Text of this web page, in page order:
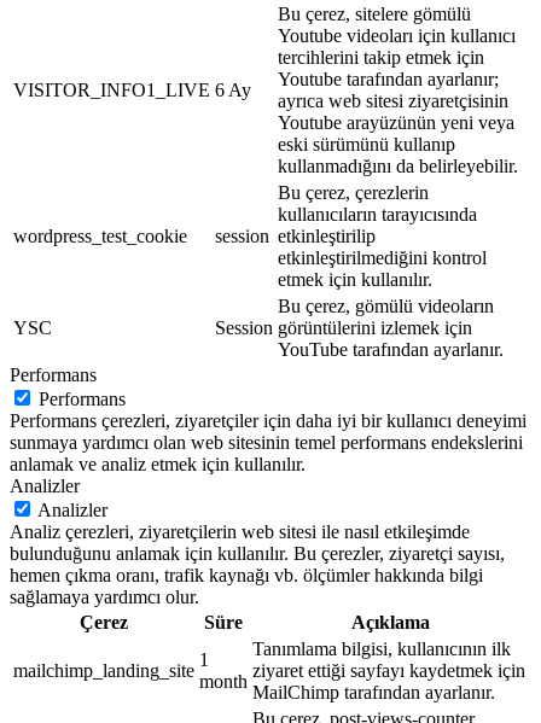
VISITOR_INFO1_LIVE 6 Ay
Bu çerez, sitelere gömülü
Youtube videoları için kullanıcı
tercihlerini takip etmek için
Youtube tarafından ayarlanır;
ayrıca web sitesi ziyaretçisinin
Youtube arayüzünün yeni veya
eski sürümünü kullanıp
kullanmadığını da belirleyebilir.
wordpress_test_cookie session
Bu çerez, çerezlerin
kullanıcıların tarayıcısında
etkinleştirilip
etkinleştirilmediğini kontrol
etmek için kullanılır.
YSC Session
Bu çerez, gömülü videoların
görüntülerini izlemek için
YouTube tarafından ayarlanır.
Performans
Performans
Performans çerezleri, ziyaretçiler için daha iyi bir kullanıcı deneyimi
sunmaya yardımcı olan web sitesinin temel performans endekslerini
anlamak ve analiz etmek için kullanılır.
Analizler
Analizler
Analiz çerezleri, ziyaretçilerin web sitesi ile nasıl etkileşimde
bulunduğunu anlamak için kullanılır. Bu çerezler, ziyaretçi sayısı,
hemen çıkma oranı, trafik kaynağı vb. ölçümler hakkında bilgi
sağlamaya yardımcı olur.
Çerez
Süre Açıklama
mailchimp_landing_site
1
month
Tanımlama bilgisi, kullanıcının ilk
ziyaret ettiği sayfayı kaydetmek için
MailChimp tarafından ayarlanır.